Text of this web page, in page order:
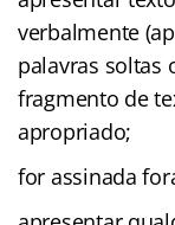
verbalmente
palavras soltas
fragmento de
apropriado;
for assinada